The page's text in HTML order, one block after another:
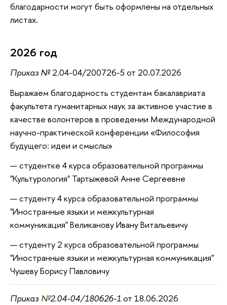
благодарности могут быть оформлены на отдельных
листах.
2026 год
Приказ № 2.04-04/200726-5 от 20.07.2026
Выражаем благодарность студентам бакалавриата
факультета гуманитарных наук за активное участие в
качестве волонтеров в проведении Международной
научно-практической конференции «Философия
будущего: идеи и смыслы»
студентке 4 курса образовательной программы
"Культурология" Тартыжевой Анне Сергеевне
студенту 4 курса образовательной программы
"Иностранные языки и межкультурная
коммуникация" Великанову Ивану Витальевичу
студенту 2 курса образовательной программы
"Иностранные языки и межкультурная коммуникация"
Чушеву Борису Павловичу
Приказ №2.04-04/180626-1от 18.06.2026